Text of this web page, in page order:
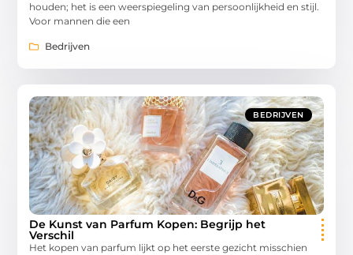
houden; het is een weerspiegeling van persoonlijkheid en stijl.
Voor mannen die een
Bedrijven
BEDRIJVEN
De Kunst van Parfum Kopen: Begrijp het
Verschil
Het kopen van parfum lijkt op het eerste gezicht misschien